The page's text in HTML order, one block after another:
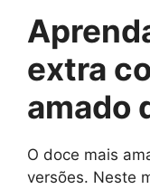
extra
amado
O doce mais
versões. Neste